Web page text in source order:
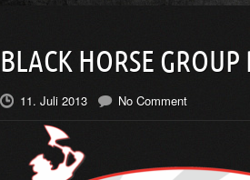
BLACK HORSE
11. Juli 2013 No Comment